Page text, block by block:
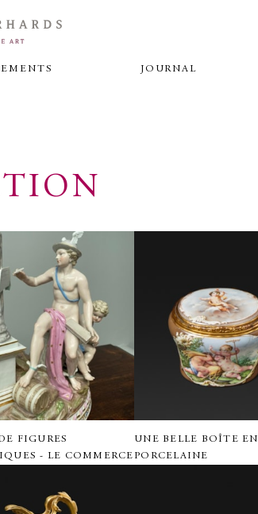
JOURNAL
FIGURES
- LE COMMERCE
UNE BELLE BOÎTE EN
PORCELAINE